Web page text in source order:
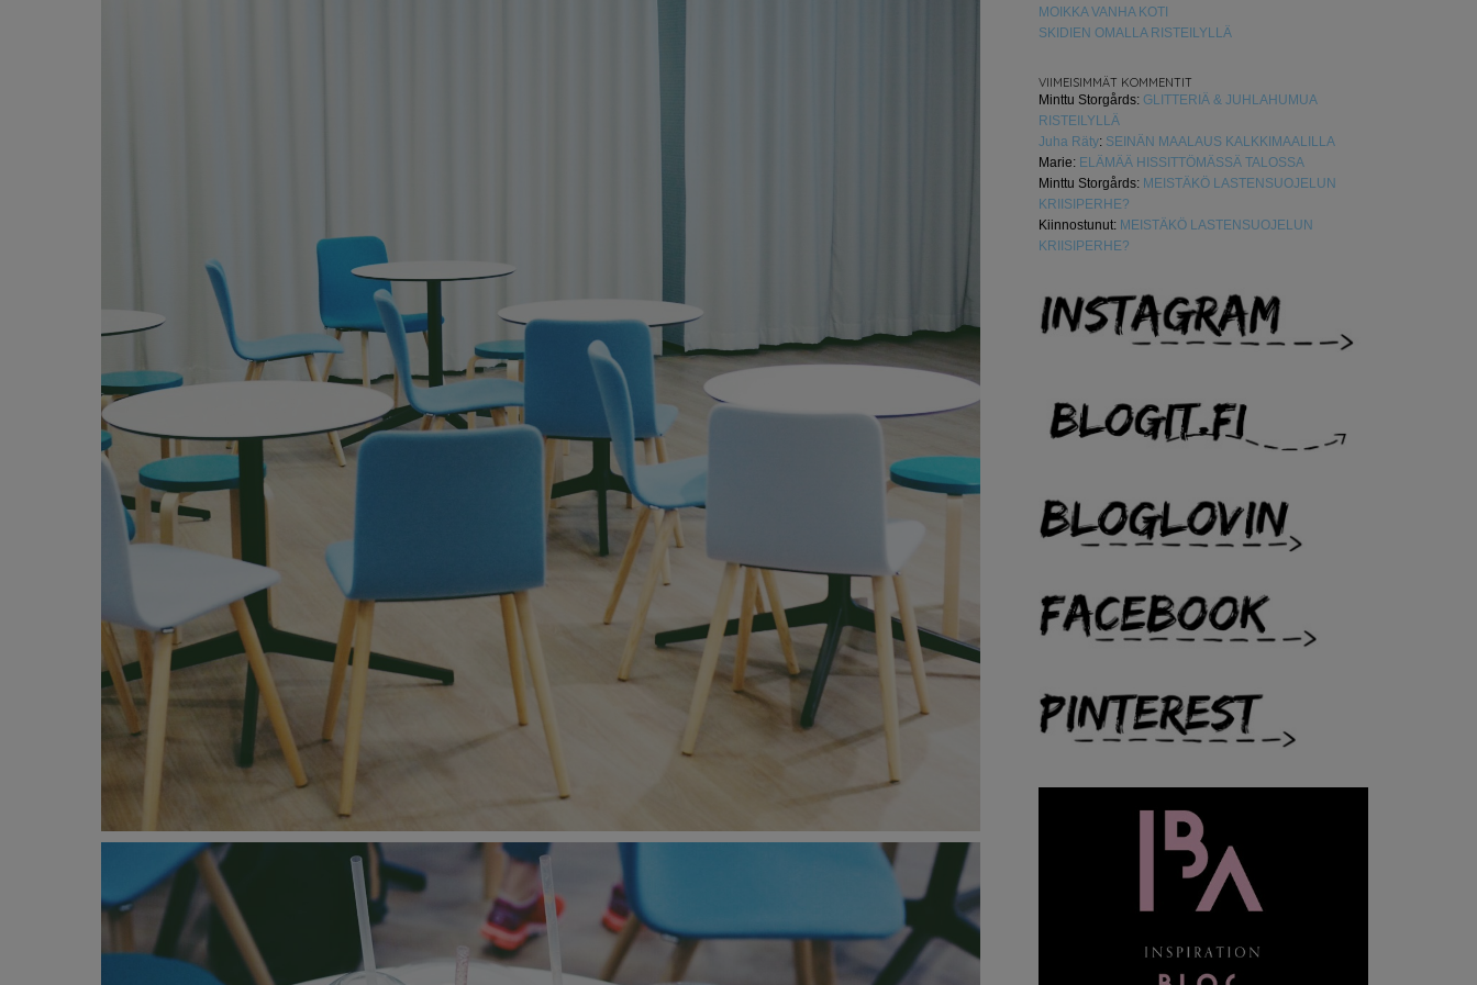
MOIKKA VANHA KOTI
SKIDIEN OMALLA RISTEILYLLÄ
VIIMEISIMMÄT KOMMENTIT
Minttu Storgårds: GLITTERIÄ & JUHLAHUMUA
RISTEILYLLÄ
Juha Räty: SEINÄN MAALAUS KALKKIMAALILLA
Marie: ELÄMÄÄ HISSITTÖMÄSSÄ TALOSSA
Minttu Storgårds: MEISTÄKÖ LASTENSUOJELUN
KRIISIPERHE?
Kiinnostunut: MEISTÄKÖ LASTENSUOJELUN
KRIISIPERHE?